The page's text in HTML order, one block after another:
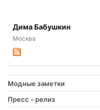
Дима Бабушкин
Москва
Модные заметки
Пресс - релиз